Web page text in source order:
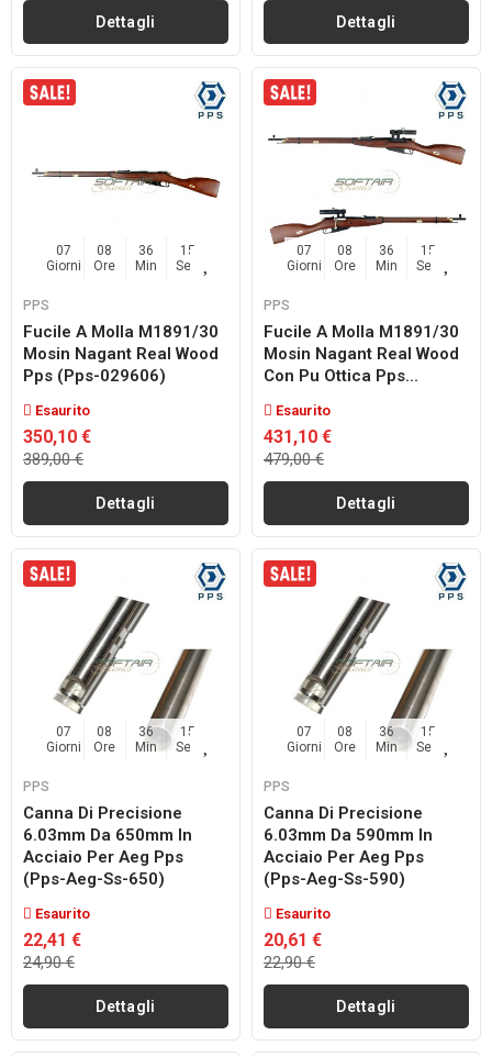
Dettagli Dettagli
07
Giorni
08
Ore
36
Min
14
Sec
PPS
Fucile A Molla M1891/30
Mosin Nagant Real Wood
Pps (pps-029606)
Esaurito
350,10 €
389,00 €
Dettagli
07
Giorni
08
Ore
36
Min
14
Sec
PPS
Fucile A Molla M1891/30
Mosin Nagant Real Wood
Con Pu Ottica Pps...
Esaurito
431,10 €
479,00 €
Dettagli
07
Giorni
08
Ore
36
Min
14
Sec
PPS
Canna Di Precisione
6.03mm Da 650mm In
Acciaio Per Aeg Pps
(pps-Aeg-Ss-650)
Esaurito
22,41 €
24,90 €
Dettagli
07
Giorni
08
Ore
36
Min
14
Sec
PPS
Canna Di Precisione
6.03mm Da 590mm In
Acciaio Per Aeg Pps
(pps-Aeg-Ss-590)
Esaurito
20,61 €
22,90 €
Dettagli